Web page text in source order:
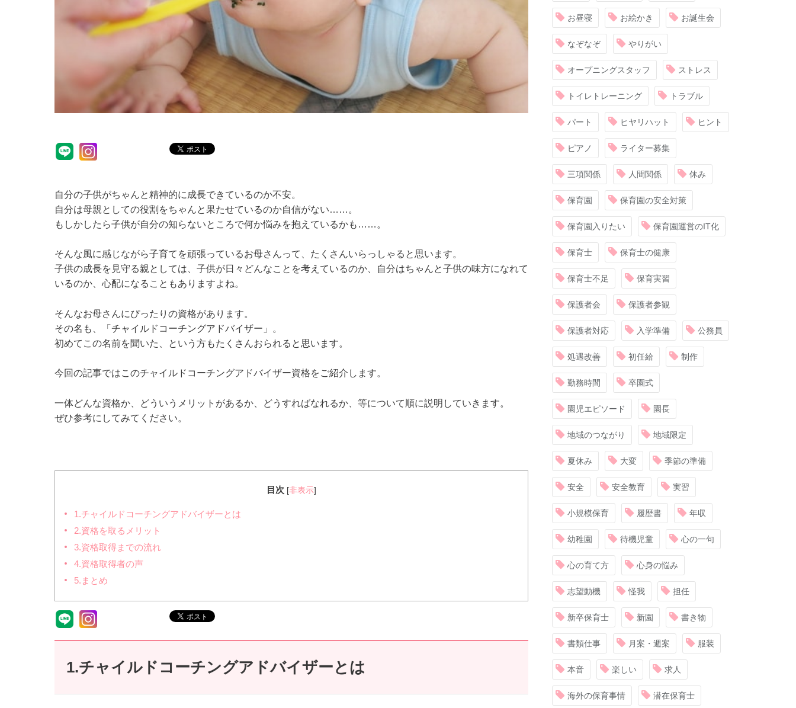
自分の子供がちゃんと精神的に成長できているのか不安。
自分は母親としての役割をちゃんと果たせているのか自信がない……。
もしかしたら子供が自分の知らないところで何か悩みを抱えているかも……。
そんな風に感じながら子育てを頑張っているお母さんって、たくさんいらっしゃると思います。
子供の成長を見守る親としては、子供が日々どんなことを考えているのか、自分はちゃんと子供の味方になれて
いるのか、心配になることもありますよね。
そんなお母さんにぴったりの資格があります。
その名も、「チャイルドコーチングアドバイザー」。
初めてこの名前を聞いた、という方もたくさんおられると思います。
今回の記事ではこのチャイルドコーチングアドバイザー資格をご紹介します。
一体どんな資格か、どういうメリットがあるか、どうすればなれるか、等について順に説明していきます。
ぜひ参考にしてみてください。
目次 [非表示]
1.チャイルドコーチングアドバイザーとは
2.資格を取るメリット
3.資格取得までの流れ
4.資格取得者の声
5.まとめ
1.チャイルドコーチングアドバイザーとは
お昼寝 お絵かき お誕生会
なぞなぞ やりがい
オープニングスタッフ ストレス
トイレトレーニング トラブル
パート ヒヤリハット ヒント
ピアノ ライター募集
三項関係 人間関係 休み
保育園 保育園の安全対策
保育園入りたい 保育園運営のIT化
保育士 保育士の健康
保育士不足 保育実習
保護者会 保護者参観
保護者対応 入学準備 公務員
処遇改善 初任給 制作
勤務時間 卒園式
園児エピソード 園長
地域のつながり 地域限定
夏休み 大変 季節の準備
安全 安全教育 実習
小規模保育 履歴書 年収
幼稚園 待機児童 心の一句
心の育て方 心身の悩み
志望動機 怪我 担任
新卒保育士 新園 書き物
書類仕事 月案・週案 服装
本音 楽しい 求人
海外の保育事情 潜在保育士